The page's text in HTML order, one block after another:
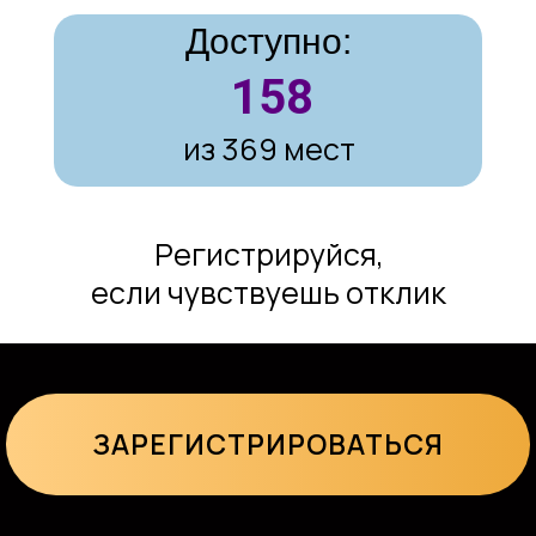
Регистрируйся,
если чувствуешь отклик
Доступно:
из 369 мест
157
ЗАРЕГИСТРИРОВАТЬСЯ
ВСТРЕЧ